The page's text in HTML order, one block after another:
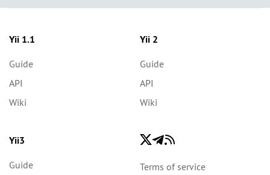
Yii 1.1
Guide
API
Wiki
Yii 2
Guide
API
Wiki
Yii3
Guide Terms of service